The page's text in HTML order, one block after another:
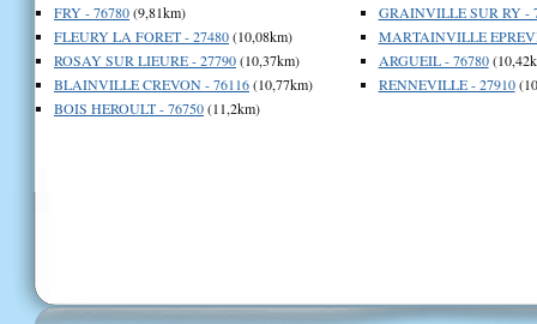
FRY - 76780(9,81km)
FLEURY LA FORET - 27480(10,08km)
ROSAY SUR LIEURE - 27790(10,37km)
BLAINVILLE CREVON - 76116(10,77km)
BOIS HEROULT - 76750(11,2km)
GRAINVILLE SUR RY -
MARTAINVILLE
ARGUEIL - 76780
RENNEVILLE - 27910